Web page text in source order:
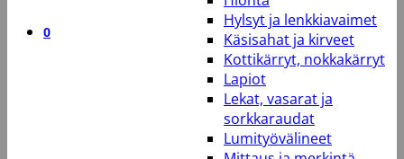
0
Hylsyt ja lenkkiavaimet
Käsisahat ja kirveet
Kottikärryt, nokkakärryt
Lapiot
Lekat, vasarat ja
sorkkaraudat
Lumityövälineet